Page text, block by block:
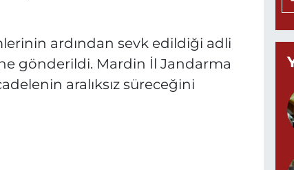
ardından sevk edildiği adli
gönderildi. Mardin İl Jandarma
aralıksız süreceğini